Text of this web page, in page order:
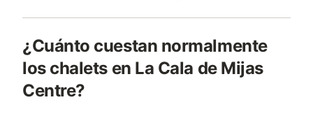
¿Cuánto cuestan normalmente
los chalets en La Cala de Mijas
Centre?